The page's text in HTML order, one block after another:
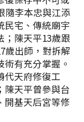
隨李本忠與江添
民宅、傳統廟宇
；陳天平13歲跟
歲出師，對拆解
有充分掌握。
代天府修復工
陳天平曾參與台
開基天后宮等修